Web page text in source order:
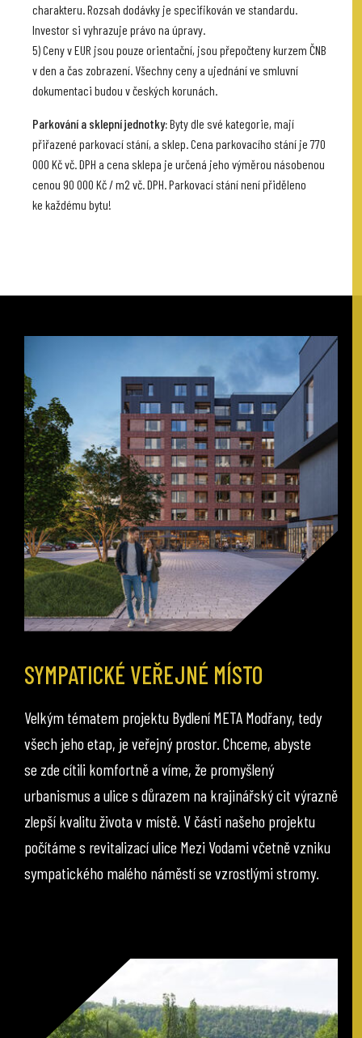
charakteru. Rozsah dodávky je specifikován ve standardu.
Investor si vyhrazuje právo na úpravy.
5) Ceny v EUR jsou pouze orientační, jsou přepočteny kurzem ČNB
v den a čas zobrazení. Všechny ceny a ujednání ve smluvní
dokumentaci budou v českých korunách.
Parkování a sklepní jednotky:Byty dle své kategorie, mají
přiřazené parkovací stání, a sklep. Cena parkovacího stání je 770
000 Kč vč. DPH a cena sklepa je určená jeho výměrou násobenou
cenou 90 000 Kč / m2 vč. DPH. Parkovací stání není přiděleno
ke každému bytu!
SYMPATICKÉ VEŘEJNÉ MÍSTO
Velkým tématem projektu Bydlení META Modřany, tedy
všech jeho etap, je veřejný prostor. Chceme, abyste
se zde cítili komfortně a víme, že promyšlený
urbanismus a ulice s důrazem na krajinářský cit výrazně
zlepší kvalitu života v místě. V části našeho projektu
počítáme s revitalizací ulice Mezi Vodami včetně vzniku
sympatického malého náměstí se vzrostlými stromy.